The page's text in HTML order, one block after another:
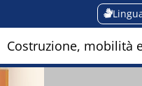
Costruzione, mobilità